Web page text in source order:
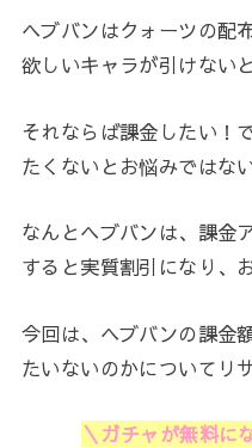
ヘブバンはクォーツの配
欲しいキャラが引けない
それならば課金したい！
たくないとお悩みではな
なんとヘブバンは、課金
すると実質割引になり、
今回は、ヘブバンの課金
たいないのかについてリ
＼ガチャが無料に